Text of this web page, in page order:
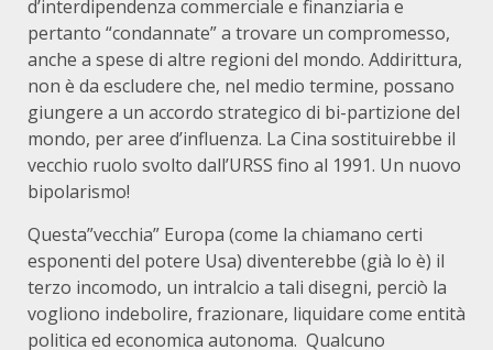
d’interdipendenza commerciale e finanziaria e
pertanto “condannate” a trovare un compromesso,
anche a spese di altre regioni del mondo. Addirittura,
non è da escludere che, nel medio termine, possano
giungere a un accordo strategico di bi-partizione del
mondo, per aree d’influenza. La Cina sostituirebbe il
vecchio ruolo svolto dall’URSS fino al 1991. Un nuovo
bipolarismo!
Questa”vecchia” Europa (come la chiamano certi
esponenti del potere Usa) diventerebbe (già lo è) il
terzo incomodo, un intralcio a tali disegni, perciò la
vogliono indebolire, frazionare, liquidare come entità
politica ed economica autonoma. Qualcuno